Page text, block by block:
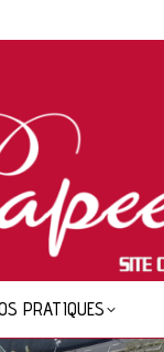
PRATIQUES